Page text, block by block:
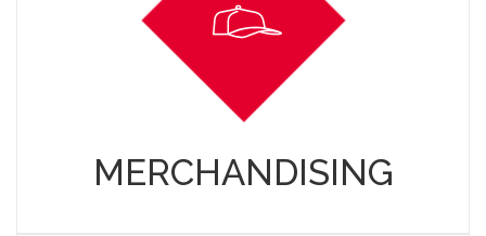
MERCHANDISING